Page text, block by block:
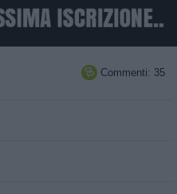
 Commenti: 35